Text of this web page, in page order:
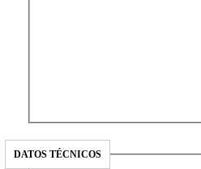
DATOS TÉCNICOS